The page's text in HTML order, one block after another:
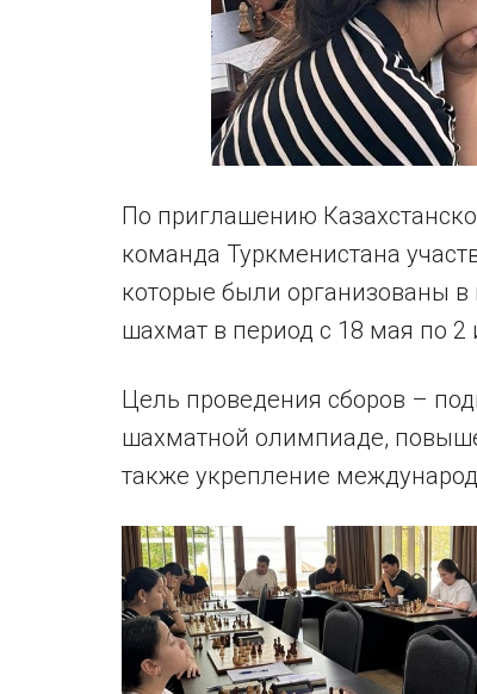
По приглашению
команда Туркменистана
которые были организованы
шахмат в период с 18 мая по 2
Цель проведения сборов –
шахматной олимпиаде,
также укрепление